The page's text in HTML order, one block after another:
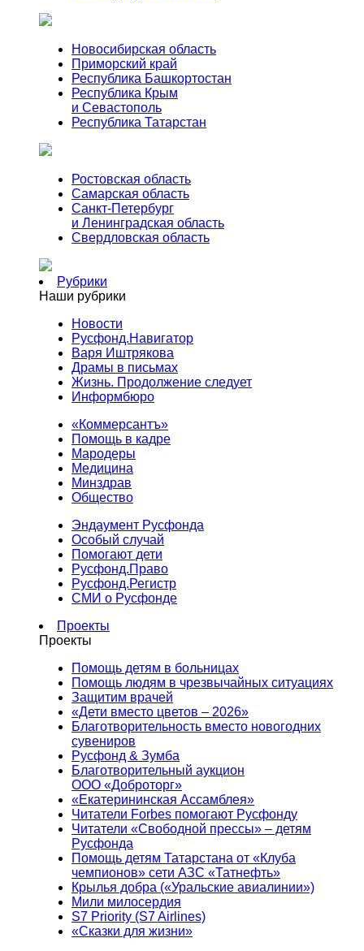
Новосибирская область
Приморский край
Республика Башкортостан
Республика Крым
и Севастополь
Республика Татарстан
Ростовская область
Самарская область
Санкт-Петербург
и Ленинградская область
Свердловская область
Рубрики
Наши рубрики
Новости
Русфонд.Навигатор
Варя Иштрякова
Драмы в письмах
Жизнь. Продолжение следует
Информбюро
«Коммерсантъ»
Помощь в кадре
Мародеры
Медицина
Минздрав
Общество
Эндаумент Русфонда
Особый случай
Помогают дети
Русфонд.Право
Русфонд.Регистр
СМИ о Русфонде
Проекты
Проекты
Помощь детям в больницах
Помощь людям в чрезвычайных ситуациях
Защитим врачей
«Дети вместо цветов – 2026»
Благотворительность вместо новогодних
сувениров
Русфонд & Зумба
Благотворительный аукцион
ООО «Доброторг»
«Екатерининская Ассамблея»
Читатели Forbes помогают Русфонду
Читатели «Свободной прессы» – детям
Русфонда
Помощь детям Татарстана от «Клуба
чемпионов» сети АЗС «Татнефть»
Крылья добра («Уральские авиалинии»)
Мили милосердия
S7 Priority (S7 Airlines)
«Сказки для жизни»